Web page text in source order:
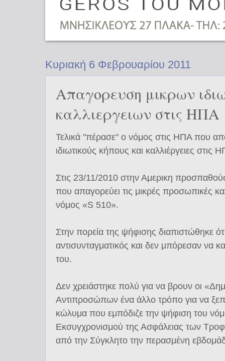
Κυριακή 6 Φεβρουαρίου 2011
Απαγορευση μικρων
καλλιεργειων στις ΗΠΑ
Τελικά "πέρασε" ο νόμος στις ΗΠΑ που
ιδιωτικούς κήπους και καλλιέργειες στις
Στις 23/11/2010 στην Αμερικη
που απαγορεύει τις μικρές προσωπικές
νόμος «S 510».
Στην πορεία της ψήφισης διαπιστώθηκε
αντισυνταγματικός και δεν μπόρεσαν να
του.
Δεν χρειάστηκε πολύ για να βρουν οι
Αντιπροσώπων ένα άλλο τρόπο για να
κώλυμα που εμπόδιζε την ψήφιση του
Εκσυγχρονισμού της Ασφάλειας των
από την Σύγκλητο την περασμένη